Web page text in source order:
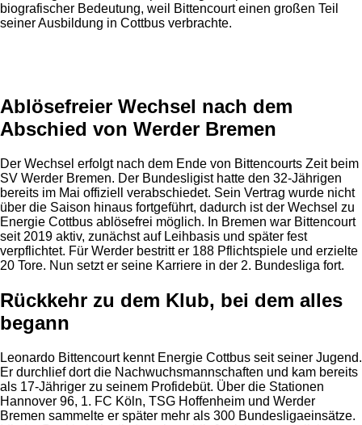
biografischer Bedeutung, weil Bittencourt einen großen Teil
seiner Ausbildung in Cottbus verbrachte.
Ablösefreier Wechsel nach dem
Abschied von Werder Bremen
Der Wechsel erfolgt nach dem Ende von Bittencourts Zeit beim
SV Werder Bremen. Der Bundesligist hatte den 32-Jährigen
bereits im Mai offiziell verabschiedet. Sein Vertrag wurde nicht
über die Saison hinaus fortgeführt, dadurch ist der Wechsel zu
Energie Cottbus ablösefrei möglich. In Bremen war Bittencourt
seit 2019 aktiv, zunächst auf Leihbasis und später fest
verpflichtet. Für Werder bestritt er 188 Pflichtspiele und erzielte
20 Tore. Nun setzt er seine Karriere in der 2. Bundesliga fort.
Rückkehr zu dem Klub, bei dem alles
begann
Leonardo Bittencourt kennt Energie Cottbus seit seiner Jugend.
Er durchlief dort die Nachwuchsmannschaften und kam bereits
als 17-Jähriger zu seinem Profidebüt. Über die Stationen
Hannover 96, 1. FC Köln, TSG Hoffenheim und Werder
Bremen sammelte er später mehr als 300 Bundesligaeinsätze.